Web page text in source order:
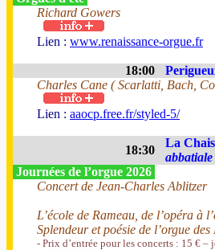
Richard Gowers
Lien : www.renaissance-orgue.fr
18:00
Charles Cane ( Scarlatti, Bach,
Lien : aaocp.free.fr/styled-5/
18:30
La
abbatiale
Journées de l’orgue 2026
Concert de Jean-Charles Ablitzer
L’école de Rameau, de l’opéra à
Splendeur et poésie de l’orgue des
- Prix d’entrée pour les concerts : 15 € –